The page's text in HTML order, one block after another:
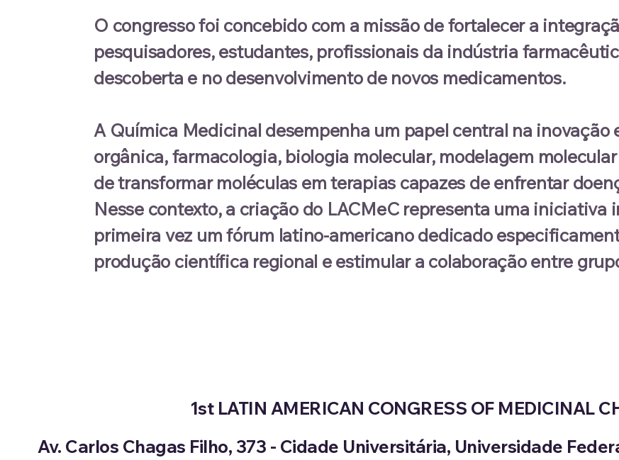
O congresso foi concebido com a missão de fortalecer a
pesquisadores, estudantes, profissionais da indústria
descoberta e no desenvolvimento de novos medicamentos.
A Química Medicinal desempenha um papel central na
orgânica, farmacologia, biologia molecular, modelagem
de transformar moléculas em terapias capazes de enfrentar
Nesse contexto, a criação do LACMeC representa uma
primeira vez um fórum latino-americano dedicado
produção científica regional e estimular a colaboração entre
1st LATIN AMERICAN CONGRESS OF MEDICINAL
Av. Carlos Chagas Filho, 373 - Cidade Universitária, Universidade